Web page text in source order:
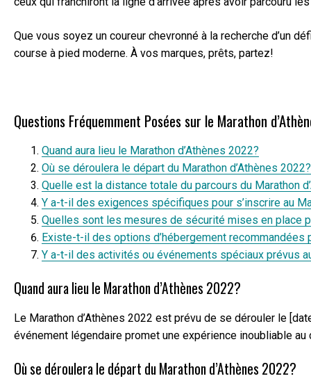
Que vous soyez un coureur chevronné à la recherche d’un
course à pied moderne. À vos marques, prêts, partez!
Questions Fréquemment Posées sur le Marathon
Quand aura lieu le Marathon d’Athènes 2022?
Où se déroulera le départ du Marathon d’Athènes 2022?
Quelle est la distance totale du parcours du Marathon
Y a-t-il des exigences spécifiques pour s’inscrire au
Quelles sont les mesures de sécurité mises en place
Existe-t-il des options d’hébergement recommandées
Y a-t-il des activités ou événements spéciaux prévus
Quand aura lieu le Marathon d’Athènes 2022?
Le Marathon d’Athènes 2022 est prévu de se dérouler le
événement légendaire promet une expérience inoubliable
Où se déroulera le départ du Marathon d’Athènes 2022?